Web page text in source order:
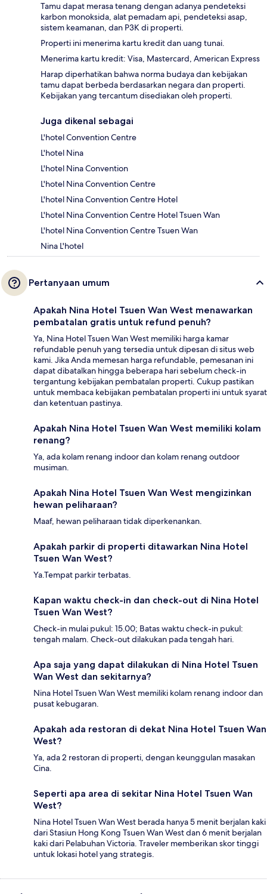
Tamu dapat merasa tenang dengan adanya pendeteksi
karbon monoksida, alat pemadam api, pendeteksi asap,
sistem keamanan, dan P3K di properti.
Properti ini menerima kartu kredit dan uang tunai.
Menerima kartu kredit: Visa, Mastercard, American Express
Harap diperhatikan bahwa norma budaya dan kebijakan
tamu dapat berbeda berdasarkan negara dan properti.
Kebijakan yang tercantum disediakan oleh properti.
Juga dikenal sebagai
L'hotel Convention Centre
L'hotel Nina
L'hotel Nina Convention
L'hotel Nina Convention Centre
L'hotel Nina Convention Centre Hotel
L'hotel Nina Convention Centre Hotel Tsuen Wan
L'hotel Nina Convention Centre Tsuen Wan
Nina L'hotel
Pertanyaan umum
Apakah Nina Hotel Tsuen Wan West menawarkan
pembatalan gratis untuk refund penuh?
Ya, Nina Hotel Tsuen Wan West memiliki harga kamar
refundable penuh yang tersedia untuk dipesan di situs web
kami. Jika Anda memesan harga refundable, pemesanan ini
dapat dibatalkan hingga beberapa hari sebelum check-in
tergantung kebijakan pembatalan properti. Cukup pastikan
untuk membaca kebijakan pembatalan properti ini untuk syarat
dan ketentuan pastinya.
Apakah Nina Hotel Tsuen Wan West memiliki kolam
renang?
Ya, ada kolam renang indoor dan kolam renang outdoor
musiman.
Apakah Nina Hotel Tsuen Wan West mengizinkan
hewan peliharaan?
Maaf, hewan peliharaan tidak diperkenankan.
Apakah parkir di properti ditawarkan Nina Hotel
Tsuen Wan West?
Ya.Tempat parkir terbatas.
Kapan waktu check-in dan check-out di Nina Hotel
Tsuen Wan West?
Check-in mulai pukul: 15.00; Batas waktu check-in pukul:
tengah malam. Check-out dilakukan pada tengah hari.
Apa saja yang dapat dilakukan di Nina Hotel Tsuen
Wan West dan sekitarnya?
Nina Hotel Tsuen Wan West memiliki kolam renang indoor dan
pusat kebugaran.
Apakah ada restoran di dekat Nina Hotel Tsuen Wan
West?
Ya, ada 2 restoran di properti, dengan keunggulan masakan
Cina.
Seperti apa area di sekitar Nina Hotel Tsuen Wan
West?
Nina Hotel Tsuen Wan West berada hanya 5 menit berjalan kaki
dari Stasiun Hong Kong Tsuen Wan West dan 6 menit berjalan
kaki dari Pelabuhan Victoria. Traveler memberikan skor tinggi
untuk lokasi hotel yang strategis.